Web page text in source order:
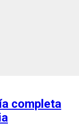
completa